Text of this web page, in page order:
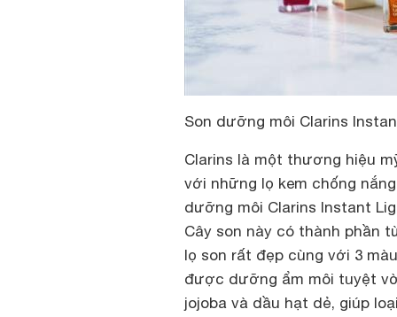
Son dưỡng môi Clarins
Clarins là một thương hiệu
với những lọ kem chống
dưỡng môi Clarins Instant
Cây son này có thành phần
lọ son rất đẹp cùng với 3
được dưỡng ẩm môi tuyệt
jojoba và dầu hạt dẻ, giúp